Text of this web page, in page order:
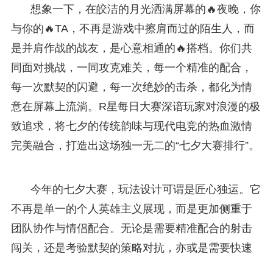
想象一下，在皎洁的月光洒满屏幕的🔥夜晚，你
与你的🔥TA，不再是游戏中擦肩而过的陌生人，而
是并肩作战的战友，是心意相通的🔥搭档。你们共
同面对挑战，一同攻克难关，每一个精准的配合，
每一次默契的闪避，每一次绝妙的击杀，都化为情
意在屏幕上流淌。R星每日大赛深谙玩家对浪漫的极
致追求，将七夕的传统韵味与现代电竞的热血激情
完美融合，打造出这场独一无二的“七夕大赛排行”。
今年的七夕大赛，玩法设计可谓是匠心独运。它
不再是单一的个人英雄主义展现，而是更加侧重于
团队协作与情侣配合。无论是需要精准配合的射击
闯关，还是考验默契的策略对抗，亦或是需要快速